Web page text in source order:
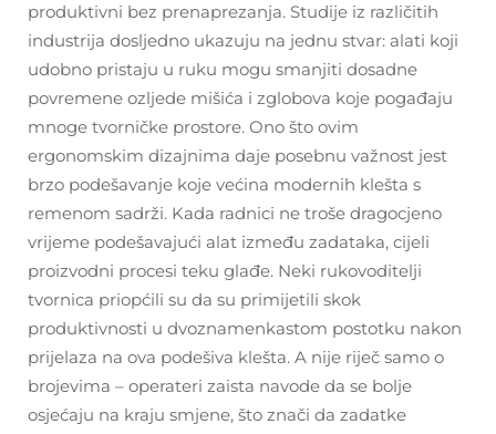
produktivni bez prenaprezanja. Studije iz različitih
industrija dosljedno ukazuju na jednu stvar: alati koji
udobno pristaju u ruku mogu smanjiti dosadne
povremene ozljede mišića i zglobova koje pogađaju
mnoge tvorničke prostore. Ono što ovim
ergonomskim dizajnima daje posebnu važnost jest
brzo podešavanje koje većina modernih klešta s
remenom sadrži. Kada radnici ne troše dragocjeno
vrijeme podešavajući alat između zadataka, cijeli
proizvodni procesi teku glađe. Neki rukovoditelji
tvornica priopćili su da su primijetili skok
produktivnosti u dvoznamenkastom postotku nakon
prijelaza na ova podešiva klešta. A nije riječ samo o
brojevima – operateri zaista navode da se bolje
osjećaju na kraju smjene, što znači da zadatke